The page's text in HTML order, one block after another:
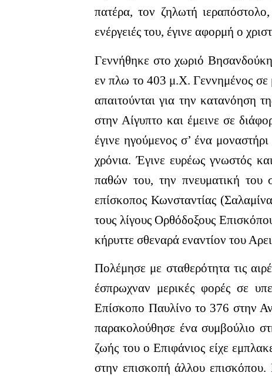
πατέρα, τον ζηλωτή
ενέργειές του, έγινε αφορμή ο
Γεννήθηκε στο χωριό
εν πλω το 403 μ.Χ. Γεννημένος σε
απαιτούνται για την κατανόηση
στην Αίγυπτο και έμεινε σε
έγινε ηγούμενος σ’ ένα
χρόνια. Έγινε ευρέως γνωστός
παθών του, την πνευματική του
επίσκοπος Κωνσταντίας
τους λίγους Ορθόδοξους
κήρυττε σθεναρά εναντίον του
Πολέμησε με σταθερότητα τις
έσπρωχναν μερικές φορές σε
Επίσκοπο Παυλίνο το 376 στην
παρακολούθησε ένα συμβούλιο
ζωής του ο Επιφάνιος είχε
στην επισκοπή άλλου